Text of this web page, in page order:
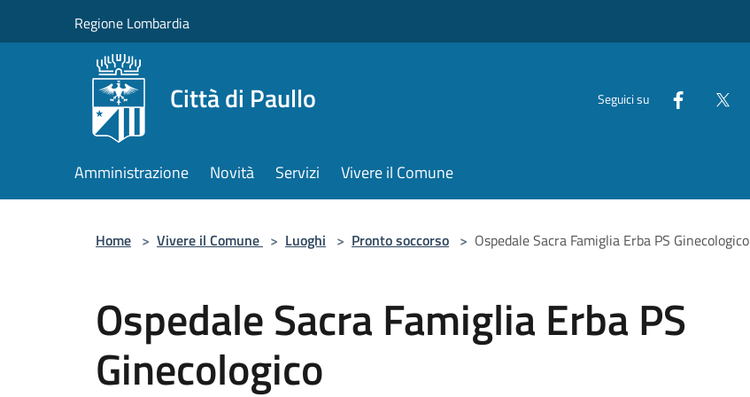
Regione Lombardia
Città di Paullo Seguici su
Amministrazione Novità Servizi Vivere il Comune
Home > Vivere il Comune > Luoghi > Pronto soccorso > Ospedale Sacra Famiglia Erba PS Ginecologico
Ospedale Sacra Famiglia Erba PS
Ginecologico